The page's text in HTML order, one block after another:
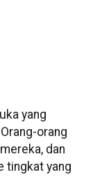
yang
orang
dan
tingkat yang